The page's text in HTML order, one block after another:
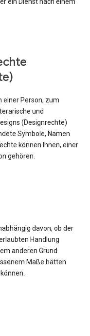
ein Dienst nach einem
einer Person, zum
und
(Designrechte)
Symbole, Namen
können Ihnen, einer
gehören.
davon, ob der
Handlung
anderen Grund
Maße hätten